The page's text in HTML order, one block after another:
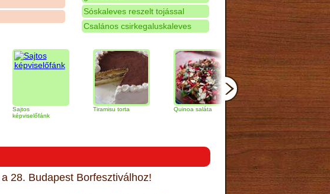
Sóskaleves reszelt tojással
Csalános csirkegaluskaleves
Tiramisu torta Quinoa saláta
28. Budapest Borfesztiválhoz!